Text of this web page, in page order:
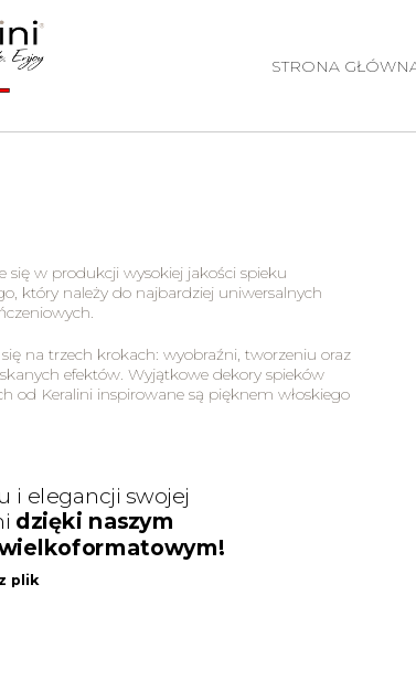
STRONA
się w produkcji wysokiej jakości spieku
który należy do najbardziej uniwersalnych
na trzech krokach: wyobraźni, tworzeniu oraz
efektów. Wyjątkowe dekory spieków
od Keralini inspirowane są pięknem włoskiego
i elegancji swojej
dzięki naszym
plik